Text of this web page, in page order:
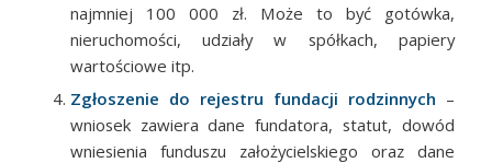
najmniej 100 000 zł. Może to być gotówka,
nieruchomości, udziały w spółkach, papiery
wartościowe itp.
Zgłoszenie do rejestru fundacji rodzinnych –
wniosek zawiera dane fundatora, statut, dowód
wniesienia funduszu założycielskiego oraz dane